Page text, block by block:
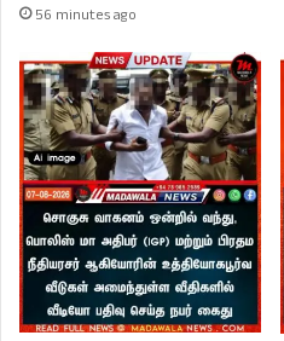
56 minutes ago